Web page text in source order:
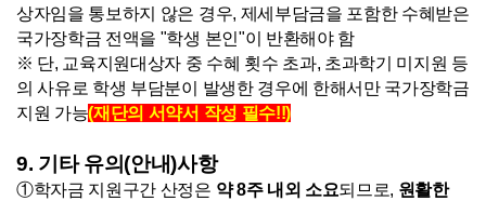
상자임을 통보하지 않은 경우, 제세부담금을 포함한 수혜받은
국가장학금 전액을 "학생 본인"이 반환해야 함
※ 단, 교육지원대상자 중 수혜 횟수 초과, 초과학기 미지원 등
의 사유로 학생 부담분이 발생한 경우에 한해서만 국가장학금
지원 가능(재단의 서약서 작성 필수!!)
9. 기타 유의(안내)사항
①학자금 지원구간 산정은 약 8주 내외 소요되므로, 원활한